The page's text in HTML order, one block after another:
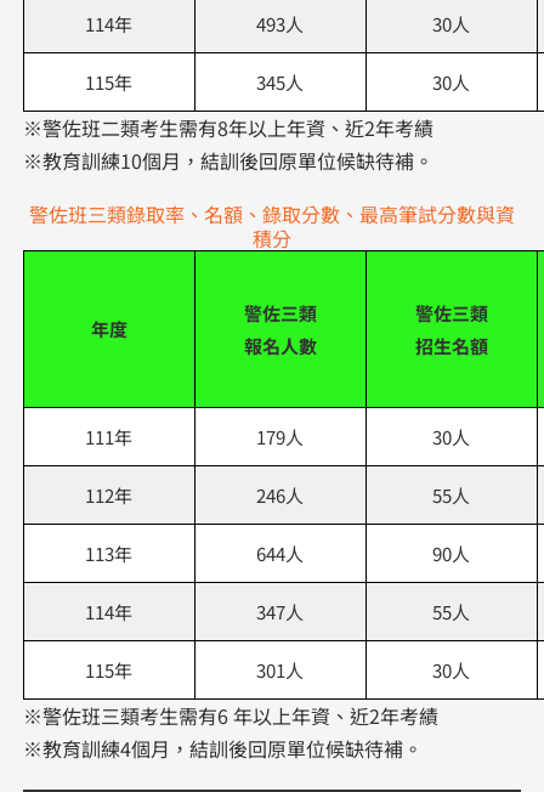
114年 493人 30人
115年 345人 30人
※警佐班二類考生需有8年以上年資、近2年考績
※教育訓練10個月，結訓後回原單位候缺待補。
警佐班三類錄取率、名額、錄取分數、最高筆試分數與資
積分
年度
警佐三類
報名人數
警佐三類
招生名額
111年 179人 30人
112年 246人 55人
113年 644人 90人
114年 347人 55人
115年 301人 30人
※警佐班三類考生需有6 年以上年資、近2年考績
※教育訓練4個月，結訓後回原單位候缺待補。